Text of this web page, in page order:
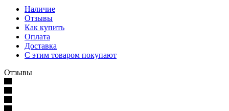
Наличие
Отзывы
Как купить
Оплата
Доставка
С этим товаром покупают
Отзывы